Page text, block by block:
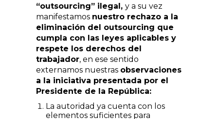
“outsourcing” ilegal, y a su vez
manifestamos nuestro rechazo a la
eliminación del outsourcing que
cumpla con las leyes aplicables y
respete los derechos del
trabajador, en ese sentido
externamos nuestras observaciones
a la iniciativa presentada por el
Presidente de la República:
La autoridad ya cuenta con los
elementos suficientes para